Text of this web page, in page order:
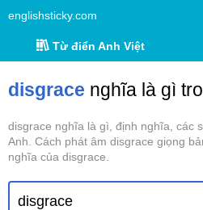
englishsticky.com
Từ điển Anh Việt
disgrace nghĩa là gì
disgrace nghĩa là gì, định nghĩa, các
Anh. Cách phát âm disgrace giọng
nghĩa của disgrace.